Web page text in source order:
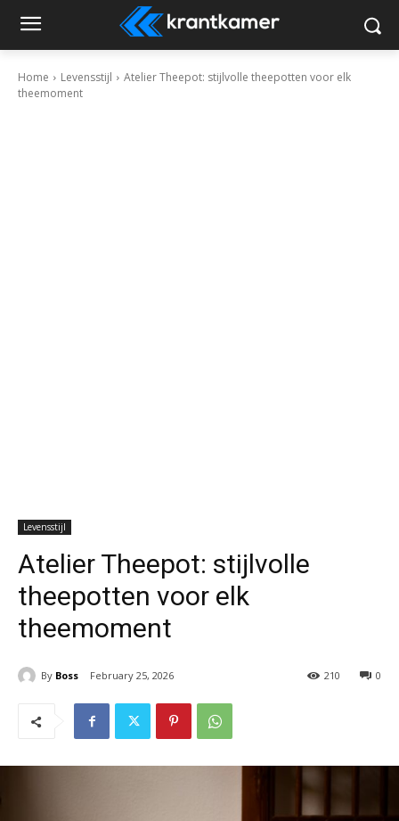
Home Levensstijl
Atelier Theepot: stijlvolle theepotten voor elk
theemoment
Levensstijl
Atelier Theepot: stijlvolle
theepotten voor elk
theemoment
By Boss February 25, 2026 0
210